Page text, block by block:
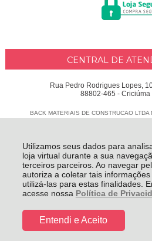
Utilizamos seus dados para
loja virtual durante a sua
terceiros parceiros. Ao navegar
autoriza a coletar tais
utilizá-las para estas finalidades.
acesse nossa Política de
Entendi e Aceito
CENTRAL DE
Rua Pedro Rodrigues Lopes,
88802-465 - Criciúma
BACK MATERIAIS DE CONSTRUCAO